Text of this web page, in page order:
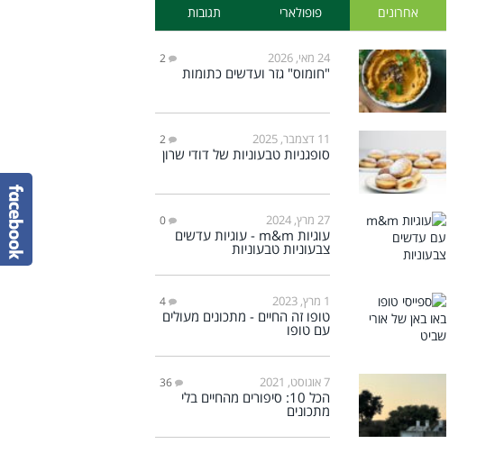
אחרונים פופולארי תגובות
24 מאי, 2026 2
"חומוס" גזר ועדשים כתומות
11 דצמבר, 2025 2
סופגניות טבעוניות של דודי שרון
27 מרץ, 2024 0
עוגיות m&m - עוגיות עדשים
צבעוניות טבעוניות
1 מרץ, 2023 4
טופו זה החיים - מתכונים מעולים
עם טופו
7 אוגוסט, 2021 36
הכל 10: סיפורים מהחיים בלי
מתכונים